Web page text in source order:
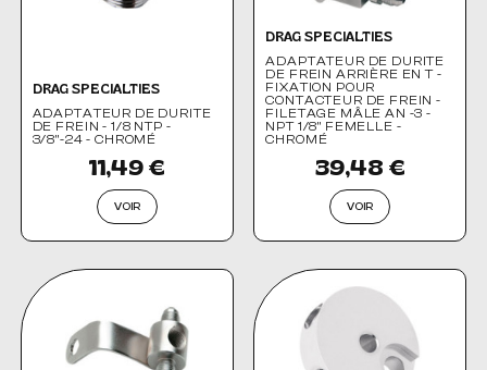
DRAG SPECIALTIES
ADAPTATEUR DE DURITE
DE FREIN - 1/8 NTP -
3/8"-24 - CHROMÉ
11,49 €
VOIR
DRAG SPECIALTIES
ADAPTATEUR DE DURITE
DE FREIN ARRIÈRE EN T -
FIXATION POUR
CONTACTEUR DE FREIN -
FILETAGE MÂLE AN -3 -
NPT 1/8" FEMELLE -
CHROMÉ
39,48 €
VOIR